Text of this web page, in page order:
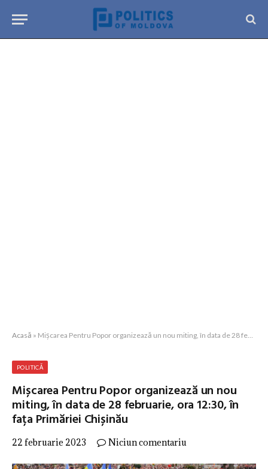
Acasă » Mișcarea Pentru Popor organizează un nou miting, în data de 28 februarie, ora 12:30, în fața Primăriei Chișinău
POLITICĂ
Mișcarea Pentru Popor organizează un nou
miting, în data de 28 februarie, ora 12:30, în
fața Primăriei Chișinău
22 februarie 2023 Niciun comentariu